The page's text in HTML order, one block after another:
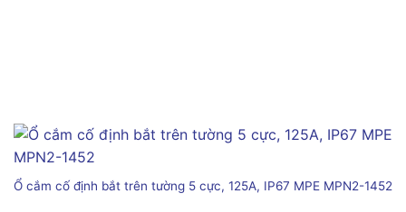
Ổ cắm cố định bắt trên tường 5 cực, 125A, IP67 MPE MPN2-1452